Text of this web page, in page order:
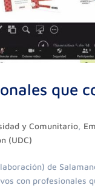
que
y Comunitario
(UDC)
de
con profesionales